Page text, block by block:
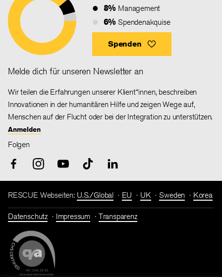
8% Management
6% Spendenakquise
Spenden
Melde dich für unseren Newsletter an
Wir teilen die Erfahrungen unserer Klient*innen, beschreiben
Innovationen in der humanitären Hilfe und zeigen Wege auf,
Menschen auf der Flucht oder bei der Integration zu unterstützen.
Anmelden
Folgen
RESCUE Webseiten: U.S./Global EU UK Sweden Korea
Datenschutz Impressum Transparenz